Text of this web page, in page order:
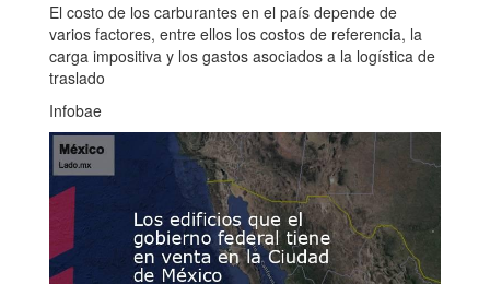
El costo de los carburantes en el país depende de
varios factores, entre ellos los costos de referencia, la
carga impositiva y los gastos asociados a la logística de
traslado
Infobae